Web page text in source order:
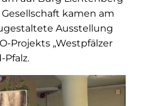
kamen am
Ausstellung
Projekts „Westpfälzer